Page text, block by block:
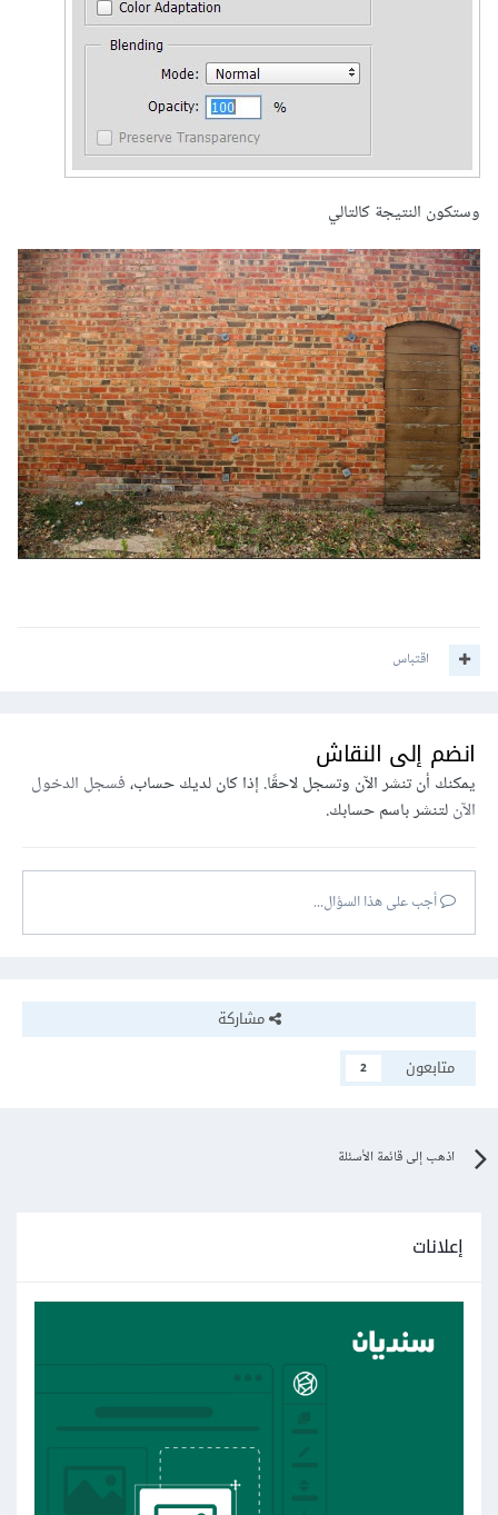
وستكون النتيجة كالتالي
اقتباس
انضم إلى النقاش
يمكنك أن تنشر الآن وتسجل لاحقًا. إذا كان لديك حساب،فسجل الدخول
الآنلتنشر باسم حسابك.
أجب على هذا السؤال...
مشاركة
متابعون
2
اذهب إلى قائمة الأسئلة
إعلانات